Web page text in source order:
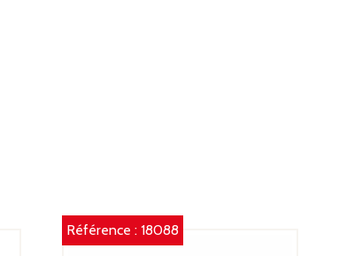
Référence :18088